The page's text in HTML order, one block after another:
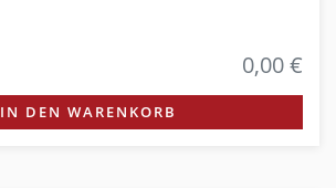
0,00 €
IN DEN WARENKORB